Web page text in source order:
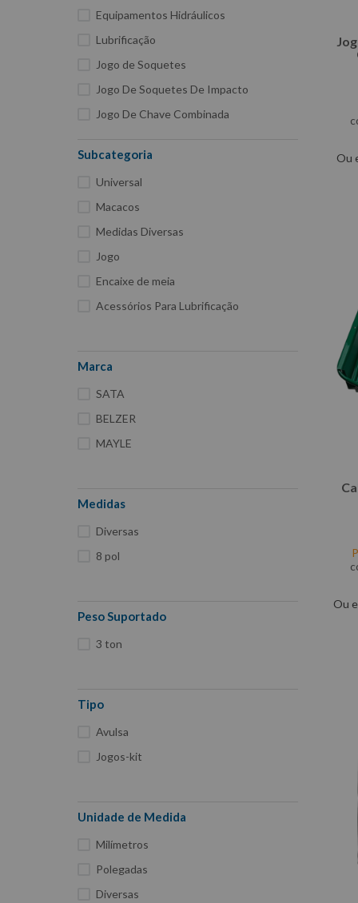
Equipamentos Hidráulicos
Lubrificação
Jogo de Soquetes
Jogo De Soquetes De Impacto
Jogo De Chave Combinada
Cavalete De Apoio
Subcategoria
Universal
Macacos
Medidas Diversas
Jogo
Encaixe de meia
Acessórios Para Lubrificação
Marca
SATA
BELZER
MAYLE
Medidas
Diversas
8 pol
Peso Suportado
3 ton
Tipo
Avulsa
Jogos-kit
Unidade de Medida
Milímetros
Polegadas
Diversas
Ou
Ou